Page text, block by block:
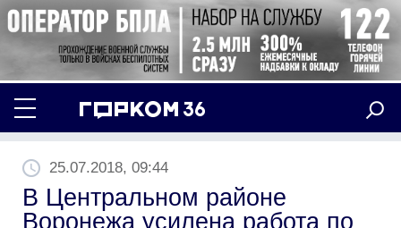
25.07.2018, 09:44
В Центральном районе
Воронежа усилена работа по